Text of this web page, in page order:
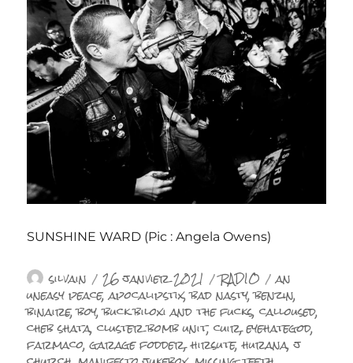
SUNSHINE WARD (Pic : Angela Owens)
Auteur
silvain Publié
le
26 janvier 2021 Catégories
RADIO Étiquettes
an
uneasy peace,apocalipstix,bad nasty,benzin,
binaire,boy,buck biloxi and the fucks,calloused,
cheb shata,cluster bomb unit,cuir,eyehategod,
farmaco,garage fodder,hirsute,hurana,j